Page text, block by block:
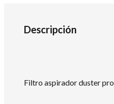
Descripción
Filtro aspirador duster pro